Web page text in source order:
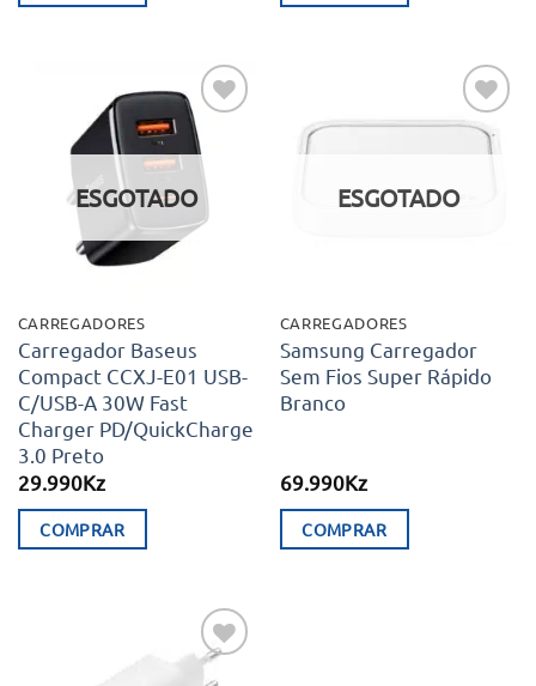
Adicionar
aos meus
desejos
ESGOTADO
CARREGADORES
Carregador Baseus
Compact CCXJ-E01 USB-
C/USB-A 30W Fast
Charger PD/QuickCharge
3.0 Preto
29.990Kz
COMPRAR
Adicionar
aos meus
ESGOTADO
CARREGADORES
Samsung Carregador
Sem Fios Super Rápido
Branco
69.990Kz
COMPRAR
Adicionar